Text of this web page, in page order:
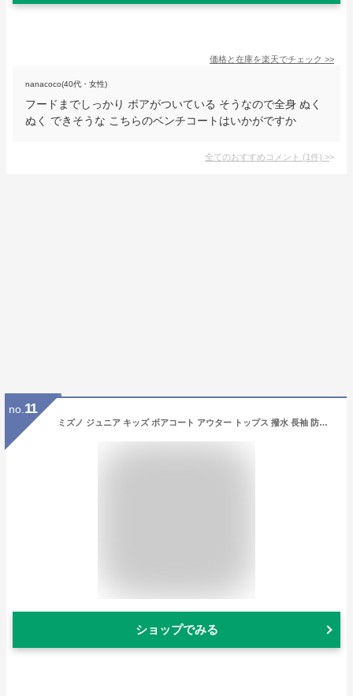
価格と在庫を楽天でチェック >>
nanacoco(40代・女性)
フードまでしっかり ボアがついている そうなので全身 ぬく
ぬく できそうな こちらのベンチコートはいかがですか
全てのおすすめコメント (1件) >
no. 11
ミズノ ジュニア キッズ ボアコート アウター トップス 撥水 長袖 防寒 通学 運動 中綿ベンチコート ロング丈 ネイビー 送料無料 Mizuno 32JEB950
ショップでみる